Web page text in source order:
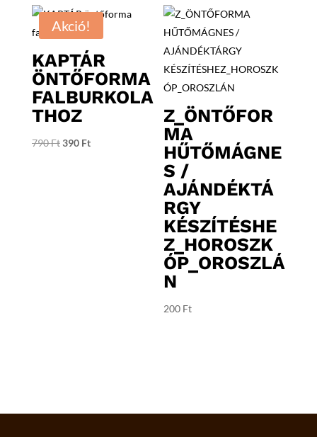
Akció!
KAPTÁR
ÖNTŐFORMA
FALBURKOLA
THOZ
790FtOriginal
390 FtCurrent
Z_ÖNTŐFOR
MA
HŰTŐMÁGNE
S /
AJÁNDÉKTÁ
RGY
KÉSZÍTÉSHE
Z_HOROSZK
ÓP_OROSZLÁ
N
200 Ft